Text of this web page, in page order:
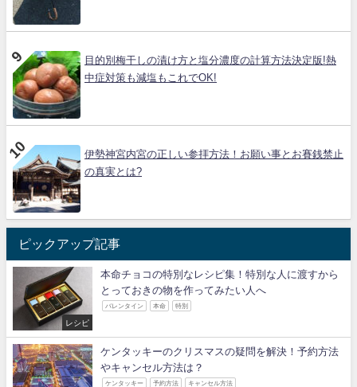
目的別梅干しの漬け方と塩分濃度の計算方法決定版!熱
中症対策も減塩もこれでOK!
伊勢神宮内宮の正しい参拝方法！お願い事とお賽銭禁止
の真実とは?
ピックアップ記事
レシピ
本命チョコの特別なレシピ集！特別な人に渡すから
とっておきの物を作ってみたい人へ
バレンタイン 本命 特別
ケンタッキーのクリスマスの疑問を解決！予約方法
やキャンセル方法は？
ケンタッキー 予約方法 キャンセル方法